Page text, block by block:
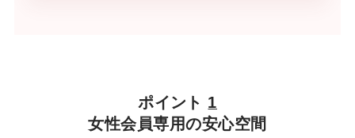
ポイント 1
女性会員専用の安心空間